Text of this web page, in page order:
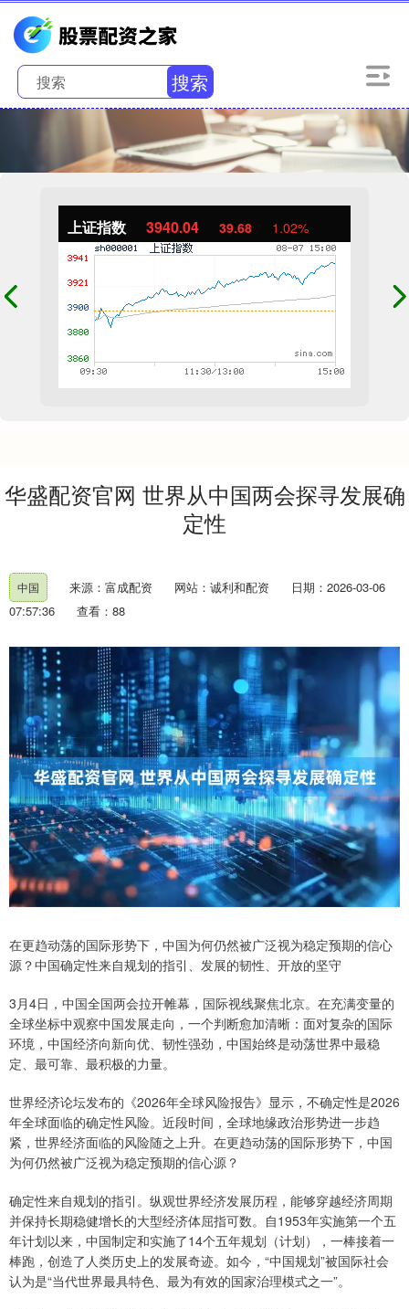
搜索
上证指数 3940.04 39.68 1.02%
华盛配资官网 世界从中国两会探寻发展确
定性
中国 来源：富成配资 网站：诚利和配资
日期：2026-03-06
07:57:36
查看：88
在更趋动荡的国际形势下，中国为何仍然被广泛视为稳定预期的信心
源？中国确定性来自规划的指引、发展的韧性、开放的坚守
3月4日，中国全国两会拉开帷幕，国际视线聚焦北京。在充满变量的
全球坐标中观察中国发展走向，一个判断愈加清晰：面对复杂的国际
环境，中国经济向新向优、韧性强劲，中国始终是动荡世界中最稳
定、最可靠、最积极的力量。
世界经济论坛发布的《2026年全球风险报告》显示，不确定性是2026
年全球面临的确定性风险。近段时间，全球地缘政治形势进一步趋
紧，世界经济面临的风险随之上升。在更趋动荡的国际形势下，中国
为何仍然被广泛视为稳定预期的信心源？
确定性来自规划的指引。纵观世界经济发展历程，能够穿越经济周期
并保持长期稳健增长的大型经济体屈指可数。自1953年实施第一个五
年计划以来，中国制定和实施了14个五年规划（计划），一棒接着一
棒跑，创造了人类历史上的发展奇迹。如今，“中国规划”被国际社会
认为是“当代世界最具特色、最为有效的国家治理模式之一”。